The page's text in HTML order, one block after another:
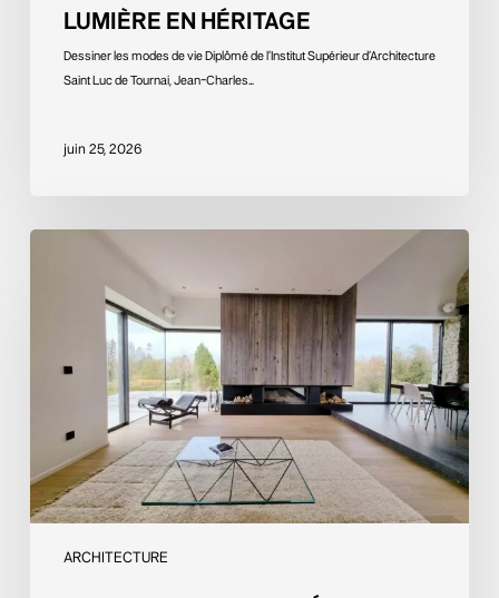
LUMIÈRE EN HÉRITAGE
Dessiner les modes de vie Diplômé de l’Institut Supérieur d’Architecture
Saint Luc de Tournai, Jean-Charles…
juin 25, 2026
ARCHITECTURE
d’excellence